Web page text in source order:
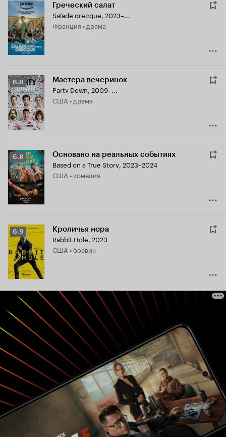
Греческий салат
Salade grecque, 2023–...
Франция • драма
Рейтинг
Кинопоиска
6.8
6.8 Мастера вечеринок
Party Down, 2009–...
США • драма
Рейтинг
Кинопоиска
6.8
6.8 Основано на реальных событиях
Based on a True Story, 2023–2024
США • комедия
Рейтинг
Кинопоиска
6.9
6.9 Кроличья нора
Rabbit Hole, 2023
США • боевик